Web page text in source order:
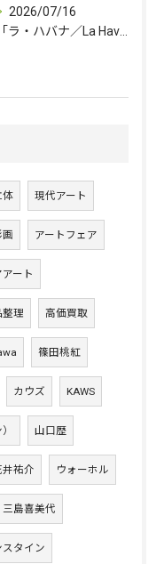
2026/07/16
体 現代アート
画 アートフェア
ート
整理 高価買取
篠田桃紅
カウズ KAWS
山口歴
井祐介 ウォーホル
三島喜美代
スタイン